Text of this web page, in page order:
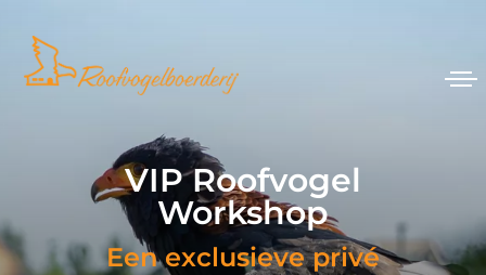
VIP Roofvogel
Workshop
Een exclusieve privé